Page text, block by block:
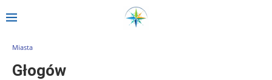
Strona główna
Miasta
Głogów